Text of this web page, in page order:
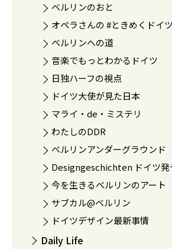
ベルリンのおと
オペラさんの #ときめくドイツ
ベルリンへの道
音楽でもっとわかるドイツ
日独ハーフの視点
ドイツ大使が見た日本
マライ・de・ミステリ
わたしのDDR
ベルリンアンダーグラウンド
Designgeschichten ドイツ発
今を生きるベルリンのアート
サブカル@ベルリン
ドイツデザイン最新事情
Daily Life